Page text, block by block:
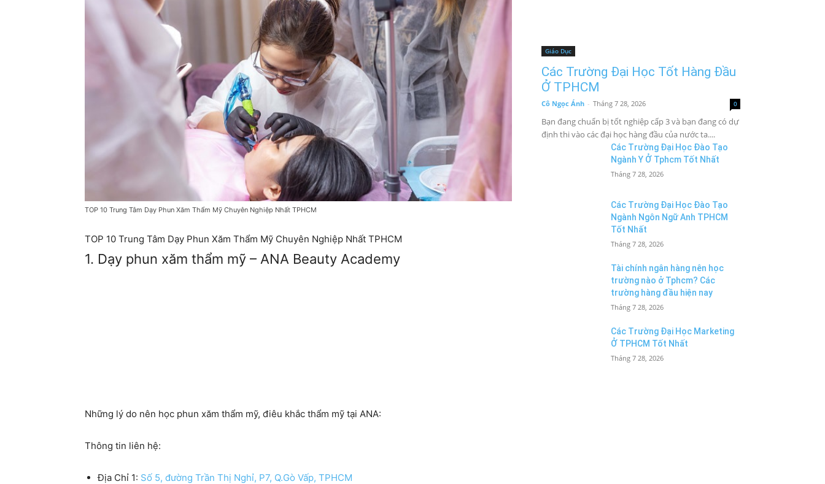
TOP 10 Trung Tâm Dạy Phun Xăm Thẩm Mỹ Chuyên Nghiệp Nhất TPHCM
TOP 10 Trung Tâm Dạy Phun Xăm Thẩm Mỹ Chuyên Nghiệp Nhất TPHCM
1. Dạy phun xăm thẩm mỹ – ANA Beauty Academy
Những lý do nên học phun xăm thẩm mỹ, điêu khắc thẩm mỹ tại ANA:
Thông tin liên hệ:
Địa Chỉ 1: Số 5, đường Trần Thị Nghỉ, P7, Q.Gò Vấp, TPHCM
Giáo Dục
Các Trường Đại Học Tốt Hàng Đầu
Ở TPHCM
Cô Ngọc Ánh - Tháng 7 28, 2026 0
Bạn đang chuẩn bị tốt nghiệp cấp 3 và bạn đang có dự
định thi vào các đại học hàng đầu của nước ta....
Các Trường Đại Học Đào Tạo
Ngành Y Ở Tphcm Tốt Nhất
Tháng 7 28, 2026
Các Trường Đại Học Đào Tạo
Ngành Ngôn Ngữ Anh TPHCM
Tốt Nhất
Tháng 7 28, 2026
Tài chính ngân hàng nên học
trường nào ở Tphcm? Các
trường hàng đầu hiện nay
Tháng 7 28, 2026
Các Trường Đại Học Marketing
Ở TPHCM Tốt Nhất
Tháng 7 28, 2026